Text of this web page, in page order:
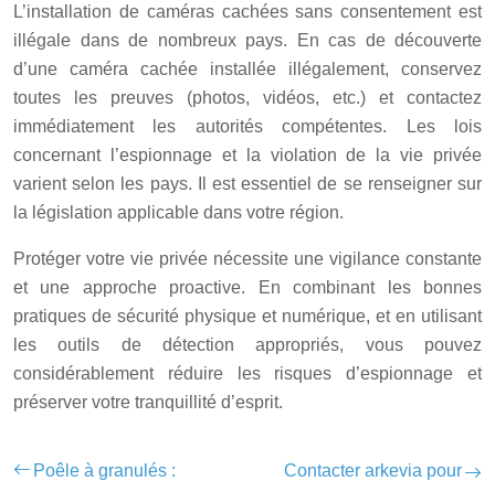
L’installation de caméras cachées sans consentement est
illégale dans de nombreux pays. En cas de découverte
d’une caméra cachée installée illégalement, conservez
toutes les preuves (photos, vidéos, etc.) et contactez
immédiatement les autorités compétentes. Les lois
concernant l’espionnage et la violation de la vie privée
varient selon les pays. Il est essentiel de se renseigner sur
la législation applicable dans votre région.
Protéger votre vie privée nécessite une vigilance constante
et une approche proactive. En combinant les bonnes
pratiques de sécurité physique et numérique, et en utilisant
les outils de détection appropriés, vous pouvez
considérablement réduire les risques d’espionnage et
préserver votre tranquillité d’esprit.
Poêle à granulés :
Contacter arkevia pour